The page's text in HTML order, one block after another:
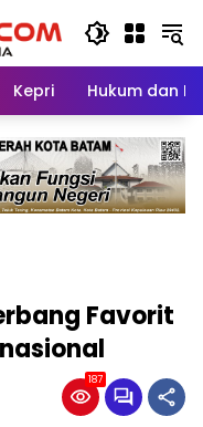
Kepri Hukum dan
Favorit
187